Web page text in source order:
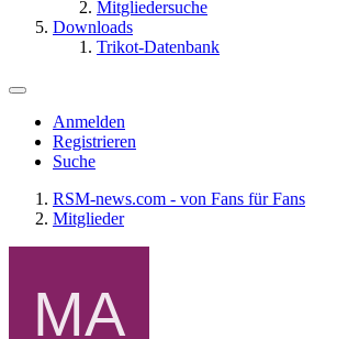
Mitgliedersuche
Downloads
Trikot-Datenbank
Anmelden
Registrieren
Suche
RSM-news.com - von Fans für Fans
Mitglieder